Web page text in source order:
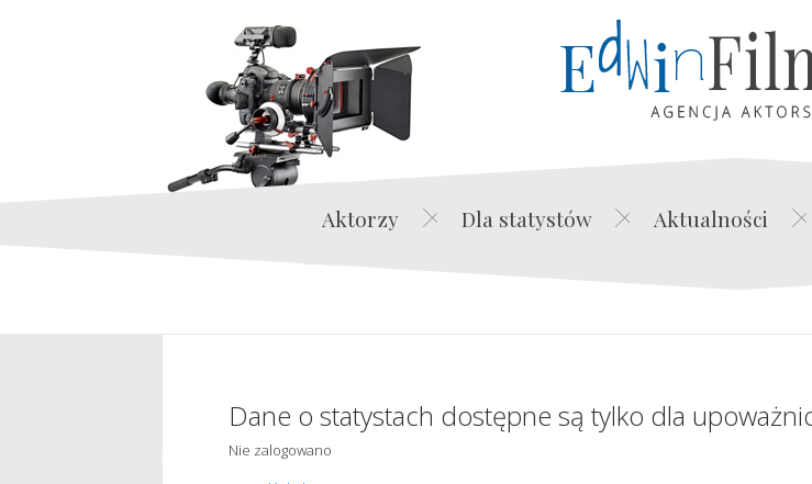
Aktorzy Dla statystów Aktualności
Dane o statystach dostępne są tylko dla
Nie zalogowano